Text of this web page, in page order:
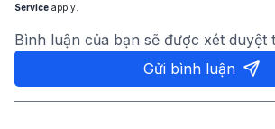
Service apply.
Bình luận của bạn sẽ được xét duyệt
Gửi bình luận